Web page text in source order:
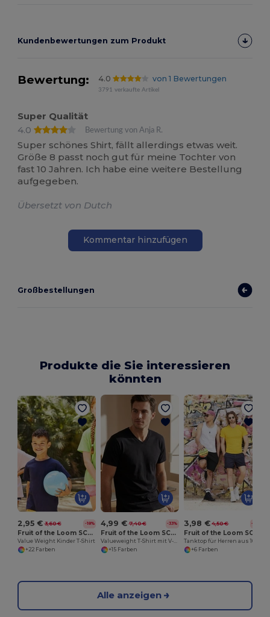
Kundenbewertungen zum Produkt
Bewertung: 4.0 von 1 Bewertungen
3791 verkaufte Artikel
Super Qualität
4.0
Bewertung von Anja R.
Super schönes Shirt, fällt allerdings etwas weit.
Größe 8 passt noch gut für meine Tochter von
fast 10 Jahren. Ich habe eine weitere Bestellung
aufgegeben.
Übersetzt von Dutch
Kommentar hinzufügen
Großbestellungen
Produkte die Sie interessieren
könnten
2,95 € 3,60 € -18%
Fruit of the Loom SC231
Value Weight Kinder T-Shirt
+22 Farben
4,99 € 7,40 € -33%
Fruit of the Loom SC234
+15 Farben
3,98 € 4,50 € -11%
+6 Farben
Alle anzeigen